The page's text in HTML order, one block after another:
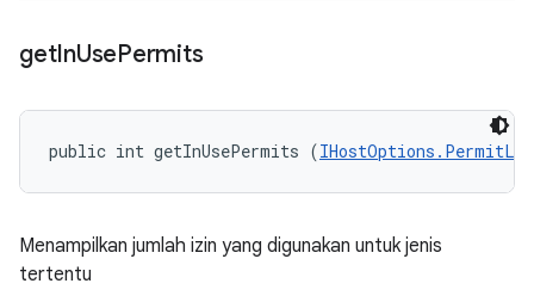
getInUsePermits
public int getInUsePermits (
Menampilkan jumlah izin yang digunakan untuk jenis
tertentu